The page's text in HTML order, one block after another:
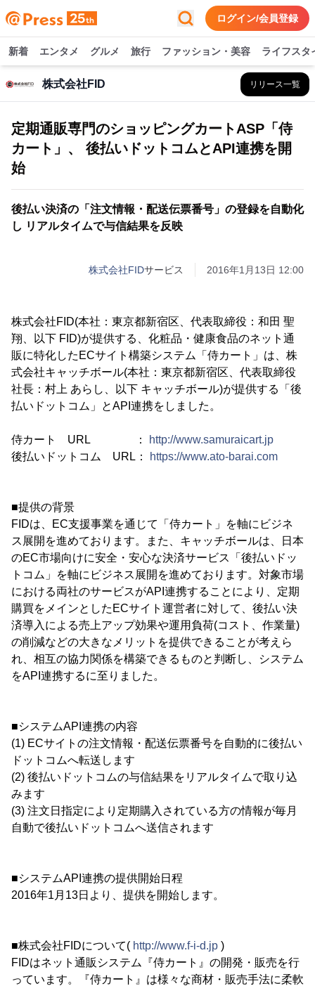
ログイン/会員登録
新着 エンタメ グルメ 旅行 ファッション・美容 ライフスタ
株式会社FID リリース一覧
定期通販専門のショッピングカートASP「侍
カート」、 後払いドットコムとAPI連携を開
始
後払い決済の「注文情報・配送伝票番号」の登録を自動化
し リアルタイムで与信結果を反映
株式会社FIDサービス 2016年1月13日 12:00
株式会社FID(本社：東京都新宿区、代表取締役：和田 聖
翔、以下 FID)が提供する、化粧品・健康食品のネット通
販に特化したECサイト構築システム「侍カート」は、株
式会社キャッチボール(本社：東京都新宿区、代表取締役
社長：村上 あらし、以下 キャッチボール)が提供する「後
払いドットコム」とAPI連携をしました。
侍カート URL ：
http://www.samuraicart.jp
後払いドットコム URL：
https://www.ato-barai.com
■提供の背景
FIDは、EC支援事業を通じて「侍カート」を軸にビジネ
ス展開を進めております。また、キャッチボールは、日本
のEC市場向けに安全・安心な決済サービス「後払いドッ
トコム」を軸にビジネス展開を進めております。対象市場
における両社のサービスがAPI連携することにより、定期
購買をメインとしたECサイト運営者に対して、後払い決
済導入による売上アップ効果や運用負荷(コスト、作業量)
の削減などの大きなメリットを提供できることが考えら
れ、相互の協力関係を構築できるものと判断し、システム
をAPI連携するに至りました。
■システムAPI連携の内容
(1) ECサイトの注文情報・配送伝票番号を自動的に後払い
ドットコムへ転送します
(2) 後払いドットコムの与信結果をリアルタイムで取り込
みます
(3) 注文日指定により定期購入されている方の情報が毎月
自動で後払いドットコムへ送信されます
■システムAPI連携の提供開始日程
2016年1月13日より、提供を開始します。
■株式会社FIDについて( http://www.f-i-d.jp )
FIDはネット通販システム『侍カート』の開発・販売を行
っています。『侍カート』は様々な商材・販売手法に柔軟